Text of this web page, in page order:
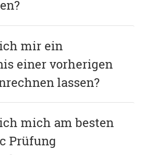
mir ein
einer vorherigen
lassen?
mich am besten
Prüfung